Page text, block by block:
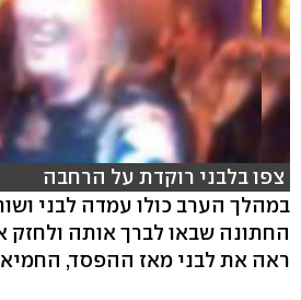
error
צפו בלבני רוקדת על הרחבה
במהלך הערב כולו עמדה לבני
החתונה שבאו לברך אותה ולחזק
ראה את לבני מאז ההפסד,